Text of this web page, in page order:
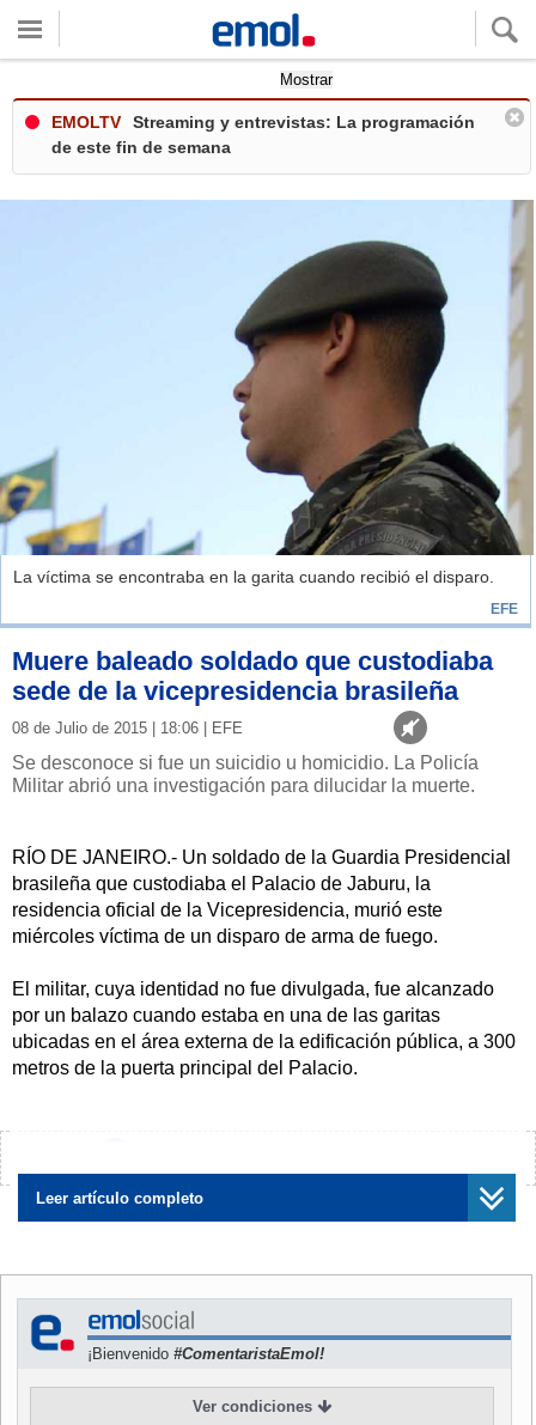
Mostrar
EMOLTV
Streaming y entrevistas: La programación
de este fin de semana
La víctima se encontraba en la garita cuando recibió el disparo.
EFE
Muere baleado soldado que custodiaba
sede de la vicepresidencia brasileña
08 de Julio de 2015 | 18:06 | EFE
Se desconoce si fue un suicidio u homicidio. La Policía
Militar abrió una investigación para dilucidar la muerte.
RÍO DE JANEIRO.- Un soldado de la Guardia Presidencial
brasileña que custodiaba el Palacio de Jaburu, la
residencia oficial de la Vicepresidencia, murió este
miércoles víctima de un disparo de arma de fuego.
El militar, cuya identidad no fue divulgada, fue alcanzado
por un balazo cuando estaba en una de las garitas
ubicadas en el área externa de la edificación pública, a 300
metros de la puerta principal del Palacio.
Brasilia, informó que se desconocen las causas y
circunstancias de la muerte del soldado y se abstuvo de
aclarar si puede tratarse de un suicidio o de un homicidio.
El organismo tan sólo informó que la Policía Militar abrió
una investigación para dilucidar la muerte y que tiene un
plazo de 30 días para concluirla.
El incidente ocurrió pocos minutos después de que el
vicepresidente brasileño, Michel Temer, asumiera como jefe
Leer artículo completo
¡Bienvenido #ComentaristaEmol!
Ver condiciones